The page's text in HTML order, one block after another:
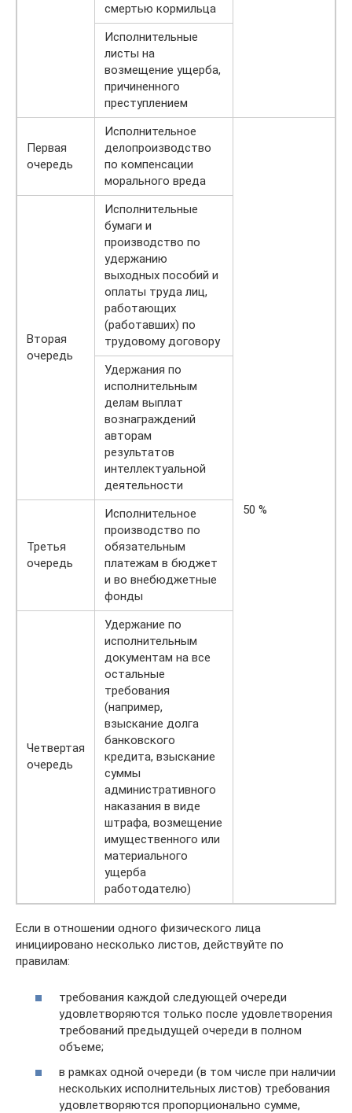
смертью кормильца
Исполнительные
листы на
возмещение ущерба,
причиненного
преступлением
Первая
очередь
Исполнительное
делопроизводство
по компенсации
морального вреда
50 %
Вторая
очередь
Исполнительные
бумаги и
производство по
удержанию
выходных пособий и
оплаты труда лиц,
работающих
(работавших) по
трудовому договору
Удержания по
исполнительным
делам выплат
вознаграждений
авторам
результатов
интеллектуальной
деятельности
Третья
очередь
Исполнительное
производство по
обязательным
платежам в бюджет
и во внебюджетные
фонды
Четвертая
очередь
Удержание по
исполнительным
документам на все
остальные
требования
(например,
взыскание долга
банковского
кредита, взыскание
суммы
административного
наказания в виде
штрафа, возмещение
имущественного или
материального
ущерба
работодателю)
Если в отношении одного физического лица
инициировано несколько листов, действуйте по
правилам:
требования каждой следующей очереди
удовлетворяются только после удовлетворения
требований предыдущей очереди в полном
объеме;
в рамках одной очереди (в том числе при наличии
нескольких исполнительных листов) требования
удовлетворяются пропорционально сумме,